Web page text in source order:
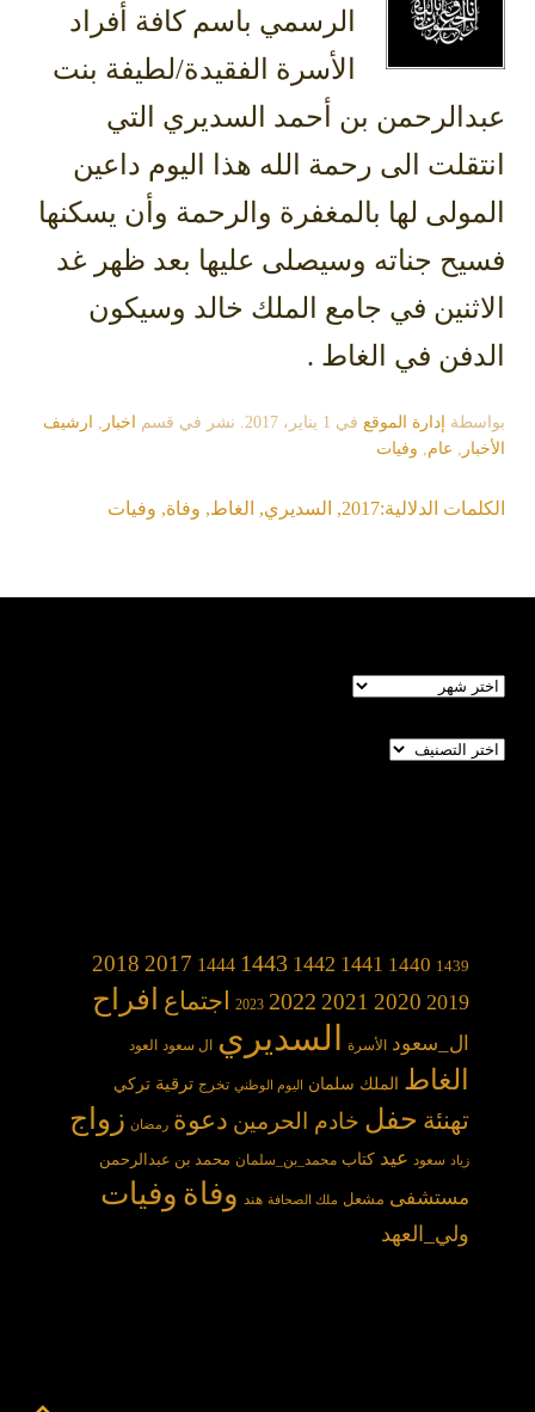
الرسمي باسم كافة أفراد
الأسرة الفقيدة/لطيفة بنت
عبدالرحمن بن أحمد السديري التي
انتقلت الى رحمة الله هذا اليوم داعين
المولى لها بالمغفرة والرحمة وأن يسكنها
فسيح جناته وسيصلى عليها بعد ظهر غد
الاثنين في جامع الملك خالد وسيكون
الدفن في الغاط .
بواسطة إدارة الموقع في 1 يناير، 2017 . نشر في قسم اخبار
ارشيف
الأخبار
عام وفيات
الكلمات الدلالية:2017
, السديري, الغاط, وفاة, وفيات
الأرشيف
تصنيفات
1439
1440
1441
1442
1443
1444
2017
2018
2019
2020
2021
2022
2023 اجتماع افراح
ال_سعود الأسرة السديري ال سعود العود
الغاط الملك سلمان اليوم الوطني تخرج ترقية تركي
تهنئة حفل خادم الحرمين دعوة رمضان زواج
زياد سعود عيد كتاب محمد_بن_سلمان محمد بن عبدالرحمن
مستشفى مشعل ملك الصحافة هند وفاة وفيات
ولي_العهد